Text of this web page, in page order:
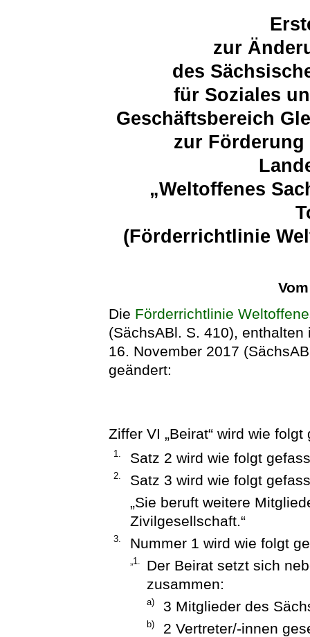
zur
des
für Soziales
Geschäftsbereich
zur
„Weltoffenes
(Förderrichtlinie
Die Förderrichtlinie
(SächsABl. S. 410),
16. November 2017
geändert:
Ziffer VI „Beirat“ wird wie folgt
1. Satz 2 wird wie folgt
2.
Satz 3 wird wie folgt
„Sie beruft weitere
Zivilgesellschaft.“
3. Nummer 1 wird wie folgt
„1.
Der Beirat setzt sich
zusammen:
a) 3 Mitglieder des
b) 2 Vertreter/-innen